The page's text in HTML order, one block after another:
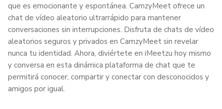
que es emocionante y espontánea. CamzyMeet ofrece un
chat de vídeo aleatorio ultrarrápido para mantener
conversaciones sin interrupciones. Disfruta de chats de vídeo
aleatorios seguros y privados en CamzyMeet sin revelar
nunca tu identidad. Ahora, diviértete en iMeetzu hoy mismo
y conversa en esta dinámica plataforma de chat que te
permitirá conocer, compartir y conectar con desconocidos y
amigos por igual.